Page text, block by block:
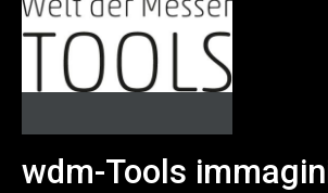
wdm-Tools